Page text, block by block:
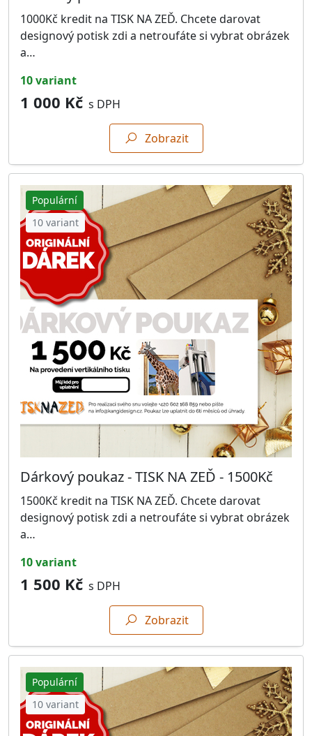
1000Kč kredit na TISK NA ZEĎ. Chcete darovat
designový potisk zdi a netroufáte si vybrat obrázek
a…
10 variant
1 000 Kč s DPH
Zobrazit
Populární
10 variant
Dárkový poukaz - TISK NA ZEĎ - 1500Kč
1500Kč kredit na TISK NA ZEĎ. Chcete darovat
designový potisk zdi a netroufáte si vybrat obrázek
a…
10 variant
1 500 Kč s DPH
Zobrazit
Populární
10 variant